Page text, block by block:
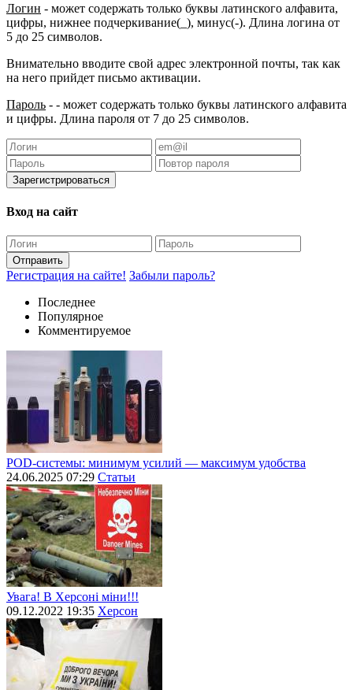
Логин - может содержать только буквы латинского алфавита,
цифры, нижнее подчеркивание(_), минус(-). Длина логина от
5 до 25 символов.
Внимательно вводите свой адрес электронной почты, так как
на него прийдет письмо активации.
Пароль - - может содержать только буквы латинского алфавита
и цифры. Длина пароля от 7 до 25 символов.
Зарегистрироваться
Вход на сайт
Отправить
Регистрация на сайте! Забыли пароль?
Последнее
Популярное
Комментируемое
POD-системы: минимум усилий — максимум удобства
24.06.2025 07:29 Статьи
Увага! В Херсоні міни!!!
09.12.2022 19:35 Херсон